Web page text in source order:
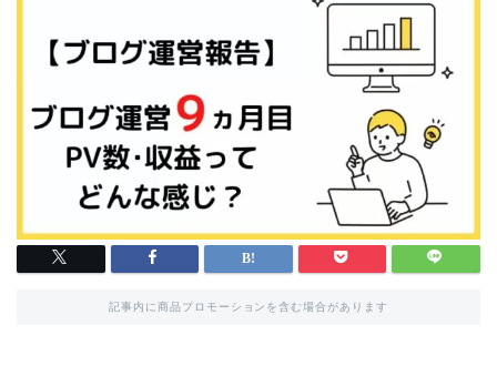
記事内に商品プロモーションを含む場合があります